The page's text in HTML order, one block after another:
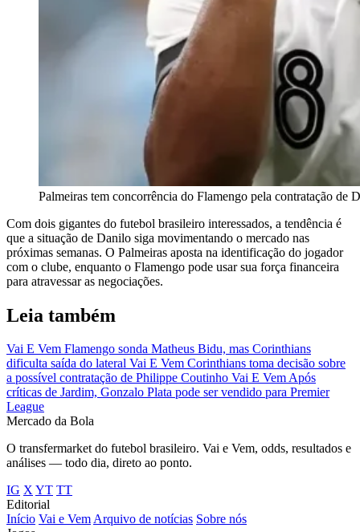
Palmeiras tem concorrência do Flamengo pela contratação
Com dois gigantes do futebol brasileiro interessados, a tendência é
que a situação de Danilo siga movimentando o mercado nas
próximas semanas. O Palmeiras aposta na identificação do jogador
com o clube, enquanto o Flamengo pode usar sua força financeira
para atravessar as negociações.
Leia também
Vai E Vem Flamengo sonda Matheus Bidu, mas Corinthians
dificulta saída do lateral Vai E Vem Corinthians toma decisão sobre
a possível contratação de Philippe Coutinho Vai E VemApós
críticas de Jardim, Gonzalo Plata pode ser vendido para Premier
League
Mercado da Bola
O transfermarket do futebol brasileiro. Vai e Vem, odds, resultados e
análises — todo dia, direto ao ponto.
IG XYT TT
Editorial
Início Vai e VemArquivo de notícias Sobre nós